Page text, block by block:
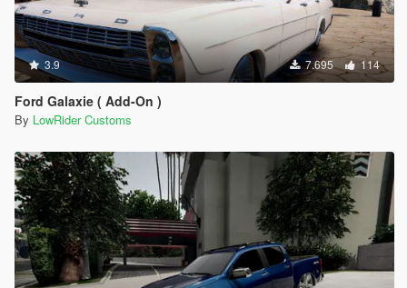
3.9 7.695 114
Ford Galaxie ( Add-On )
By LowRider Customs